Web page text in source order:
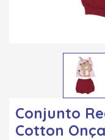
Conjunto
Cotton